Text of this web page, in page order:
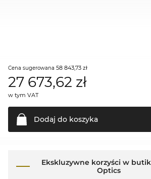
Cena sugerowana 58 843,73 zł
27 673,62 zł
w tym VAT
Dodaj do koszyka
Ekskluzywne korzyści w
Optics